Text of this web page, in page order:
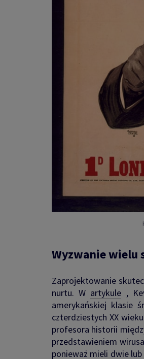
Wyzwanie wielu
Zaprojektowanie
nurtu. W artykule ,
amerykańskiej klasie
czterdziestych XX
profesora historii
przedstawieniem
ponieważ mieli dwie